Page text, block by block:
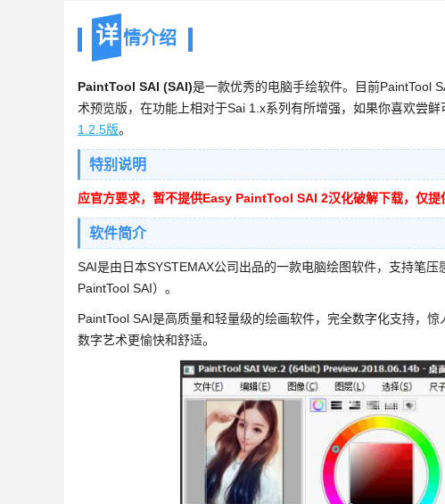
详 情介绍
PaintTool SAI (SAI)是一款优秀的电脑手绘软件。目前PaintTool
术预览版，在功能上相对于Sai 1.x系列有所增强，如果你喜欢尝
1.2.5版。
特别说明
应官方要求，暂不提供Easy PaintTool SAI 2汉化破解下载，仅提
软件简介
SAI是由日本SYSTEMAX公司出品的一款电脑绘图软件，支持笔
PaintTool SAI）。
PaintTool SAI是高质量和轻量级的绘画软件，完全数字化支持，
数字艺术更愉快和舒适。